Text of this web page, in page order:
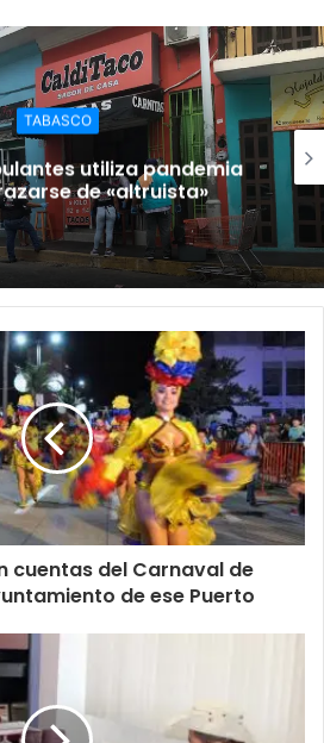
TABASCO
utiliza pandemia
de «altruista»
cuentas del Carnaval de
de ese Puerto